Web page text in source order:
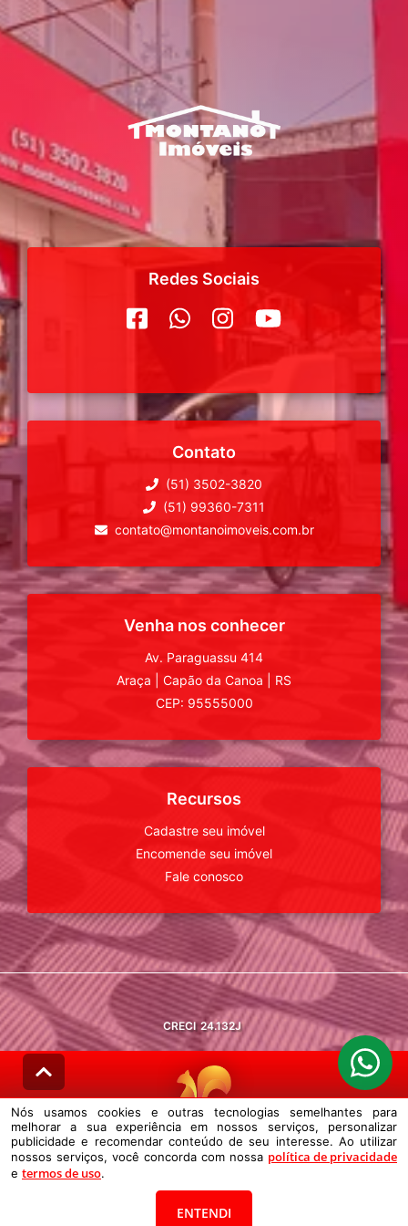
Redes Sociais
Contato
(51) 3502-3820
(51) 99360-7311
contato@montanoimoveis.com.br
Venha nos conhecer
Av. Paraguassu 414
Araça
Capão da Canoa
RS
CEP: 95555000
Recursos
Cadastre seu imóvel
Encomende seu imóvel
Fale conosco
CRECI 24.132J
© DESENVOLVIDO PELAAGIL.NET
Nós usamos cookies e outras tecnologias semelhantes para melhorar a
sua experiência em nossos serviços, personalizar publicidade e
Nós usamos cookies e outras tecnologias semelhantes para
melhorar a sua experiência em nossos serviços, personalizar
publicidade e recomendar conteúdo de seu interesse. Ao utilizar
nossos serviços, você concorda com nossa política de privacidade
e termos de uso.
ENTENDI